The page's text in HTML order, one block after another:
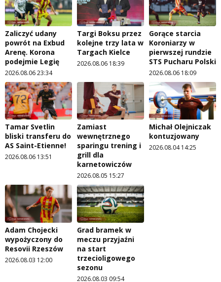
Zaliczyć udany
powrót na Exbud
Arenę. Korona
podejmie Legię
2026.08.06 23:34
Targi Boksu przez
kolejne trzy lata w
Targach Kielce
2026.08.06 18:39
Gorące starcia
Koroniarzy w
pierwszej rundzie
STS Pucharu Polski
2026.08.06 18:09
Tamar Svetlin
bliski transferu do
AS Saint-Etienne!
2026.08.06 13:51
Zamiast
wewnętrznego
sparingu trening i
grill dla
karnetowiczów
2026.08.05 15:27
Michał Olejniczak
kontuzjowany
2026.08.04 14:25
Adam Chojecki
wypożyczony do
Resovii Rzeszów
2026.08.03 12:00
Grad bramek w
meczu przyjaźni
na start
trzecioligowego
sezonu
2026.08.03 09:54